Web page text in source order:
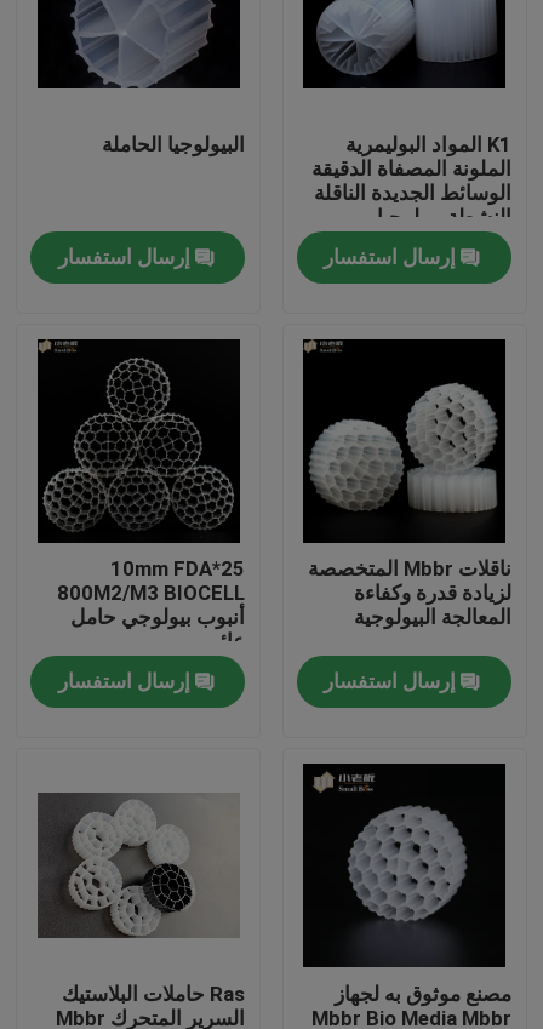
منتجات
معلومات عنا
جولة في المعمل
مراقبة الجودة
اتصل بنا
اطلب اقتباس
MBBR بيو ميديا
K1 المواد البوليمرية
الملونة المصفاة الدقيقة
الوسائط الجديدة الناقلة
النشطة بيولوجيا
إرسال استفسار
البيولوجيا الحاملة
إرسال استفسار
ناقلات Mbbr المتخصصة
لزيادة قدرة وكفاءة
المعالجة البيولوجية
إرسال استفسار
25*10mm FDA
800M2/M3 BIOCELL
أنبوب بيولوجي حامل
عائم
إرسال استفسار
مصنع موثوق به لجهاز
Mbbr Bio Media Mbbr
Ras حاملات البلاستيك
السرير المتحرك Mbbr